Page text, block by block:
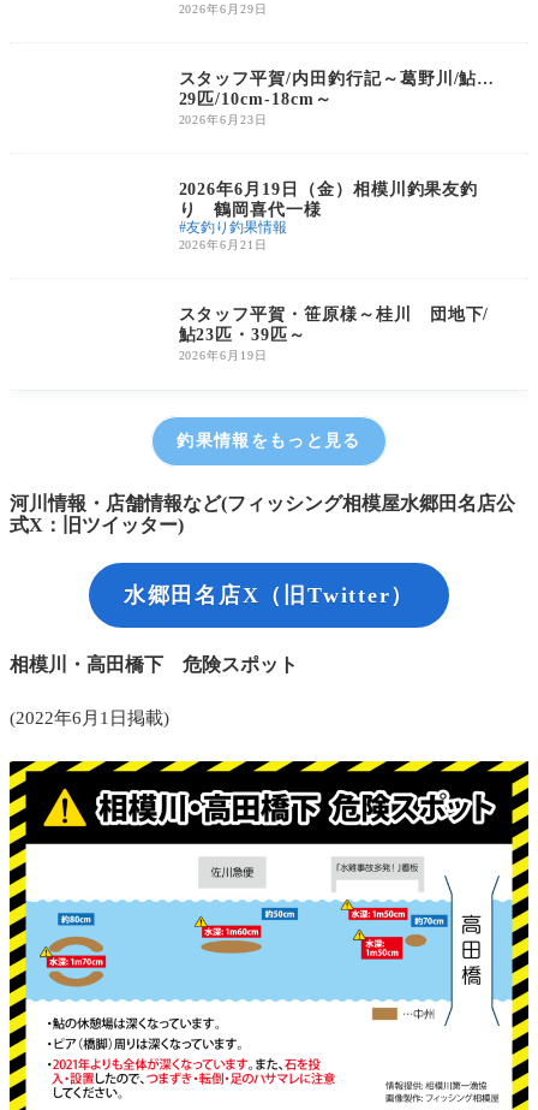
2026年6月29日
スタッフ平賀/内田釣行記～葛野川/鮎…
29匹/10cm-18cm～
2026年6月23日
2026年6月19日（金）相模川釣果友釣
り 鶴岡喜代一様
友釣り釣果情報
2026年6月21日
スタッフ平賀・笹原様～桂川 団地下/
鮎23匹・39匹～
2026年6月19日
釣果情報をもっと見る
河川情報・店舗情報など(フィッシング相模屋水郷田名店公
式X：旧ツイッター)
水郷田名店X（旧Twitter）
相模川・高田橋下 危険スポット
(2022年6月1日掲載)